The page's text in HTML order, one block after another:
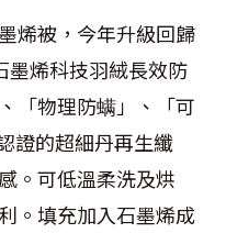
烯被，今年升級回歸
墨烯科技羽絨長效防
「物理防螨」、「可
證的超細丹再生纖
。可低溫柔洗及烘
。填充加入石墨烯成